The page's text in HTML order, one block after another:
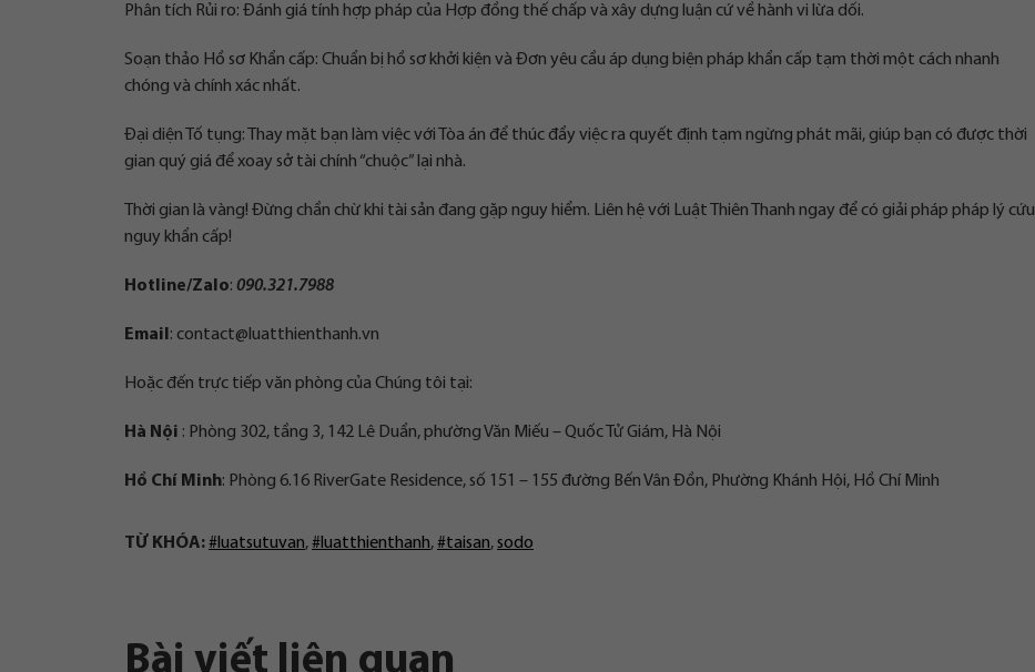
Phân tích Rủi ro: Đánh giá tính hợp pháp của Hợp đồng thế chấp và xây dựng luận cứ về hành vi lừa dối.
Soạn thảo Hồ sơ Khẩn cấp: Chuẩn bị hồ sơ khởi kiện và Đơn yêu cầu áp dụng biện pháp khẩn cấp tạm thời một cách nhanh
chóng và chính xác nhất.
Đại diện Tố tụng: Thay mặt bạn làm việc với Tòa án để thúc đẩy việc ra quyết định tạm ngừng phát mãi, giúp bạn có được thời
gian quý giá để xoay sở tài chính “chuộc” lại nhà.
Thời gian là vàng! Đừng chần chừ khi tài sản đang gặp nguy hiểm. Liên hệ với Luật Thiên Thanh ngay để có giải pháp pháp lý cứu
nguy khẩn cấp!
Hotline/Zalo: 090.321.7988
Email : contact@luatthienthanh.vn
Hoặc đến trực tiếp văn phòng của Chúng tôi tại:
Hà Nội : Phòng 302, tầng 3, 142 Lê Duẩn, phường Văn Miếu – Quốc Tử Giám, Hà Nội
Hồ Chí Minh: Phòng 6.16 RiverGate Residence, số 151 – 155 đường Bến Vân Đồn, Phường Khánh Hội, Hồ Chí Minh
TỪ KHÓA:#luatsutuvan,#luatthienthanh,#taisan,sodo
Bài viết liên quan